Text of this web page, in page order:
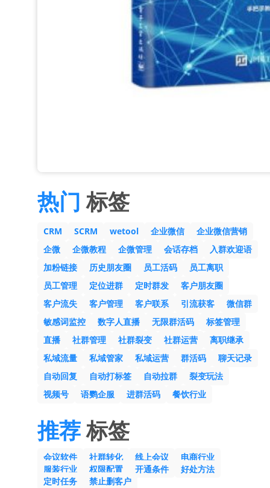
热门 标签
CRM SCRM wetool 企业微信
企业微信营销
企微
企微教程 企微管理 会话存档
入群欢迎语
加粉链接
历史朋友圈 员工活码
员工离职
员工管理
定位进群 定时群发
客户朋友圈
客户流失
客户管理 客户联系 引流获客
微信群
敏感词监控
数字人直播 无限群活码
标签管理
直播
社群管理 社群裂变 社群运营
离职继承
私域流量
私域管家 私域运营 群活码
聊天记录
自动回复
自动打标签 自动拉群
裂变玩法
视频号
语鹦企服 进群活码 餐饮行业
推荐标签
会议软件 社群转化 线上会议
电商行业
服装行业
权限配置 开通条件
好处方法
定时任务
禁止删客户